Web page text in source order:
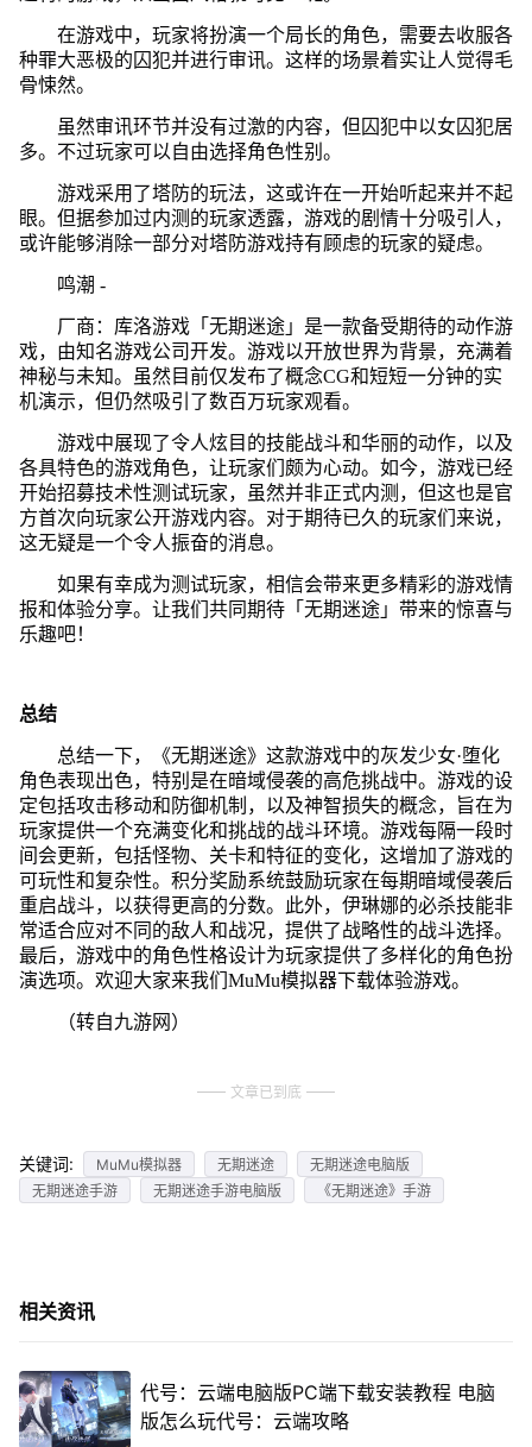
在游戏中，玩家将扮演一个局长的角色，需要去收服各
种罪大恶极的囚犯并进行审讯。这样的场景着实让人觉得毛
骨悚然。
虽然审讯环节并没有过激的内容，但囚犯中以女囚犯居
多。不过玩家可以自由选择角色性别。
游戏采用了塔防的玩法，这或许在一开始听起来并不起
眼。但据参加过内测的玩家透露，游戏的剧情十分吸引人，
或许能够消除一部分对塔防游戏持有顾虑的玩家的疑虑。
鸣潮 -
厂商：库洛游戏「无期迷途」是一款备受期待的动作游
戏，由知名游戏公司开发。游戏以开放世界为背景，充满着
神秘与未知。虽然目前仅发布了概念CG和短短一分钟的实
机演示，但仍然吸引了数百万玩家观看。
游戏中展现了令人炫目的技能战斗和华丽的动作，以及
各具特色的游戏角色，让玩家们颇为心动。如今，游戏已经
开始招募技术性测试玩家，虽然并非正式内测，但这也是官
方首次向玩家公开游戏内容。对于期待已久的玩家们来说，
这无疑是一个令人振奋的消息。
如果有幸成为测试玩家，相信会带来更多精彩的游戏情
报和体验分享。让我们共同期待「无期迷途」带来的惊喜与
乐趣吧！
总结
总结一下，《无期迷途》这款游戏中的灰发少女·堕化
角色表现出色，特别是在暗域侵袭的高危挑战中。游戏的设
定包括攻击移动和防御机制，以及神智损失的概念，旨在为
玩家提供一个充满变化和挑战的战斗环境。游戏每隔一段时
间会更新，包括怪物、关卡和特征的变化，这增加了游戏的
可玩性和复杂性。积分奖励系统鼓励玩家在每期暗域侵袭后
重启战斗，以获得更高的分数。此外，伊琳娜的必杀技能非
常适合应对不同的敌人和战况，提供了战略性的战斗选择。
最后，游戏中的角色性格设计为玩家提供了多样化的角色扮
演选项。欢迎大家来我们MuMu模拟器下载体验游戏。
（转自九游网）
文章已到底
关键词: MuMu模拟器 无期迷途
无期迷途电脑版
无期迷途手游
无期迷途手游电脑版 《无期迷途》手游
相关资讯
代号：云端电脑版PC端下载安装教程 电脑
版怎么玩代号：云端攻略